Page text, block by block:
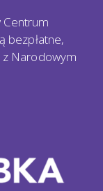
Centrum
bezpłatne,
Narodowym